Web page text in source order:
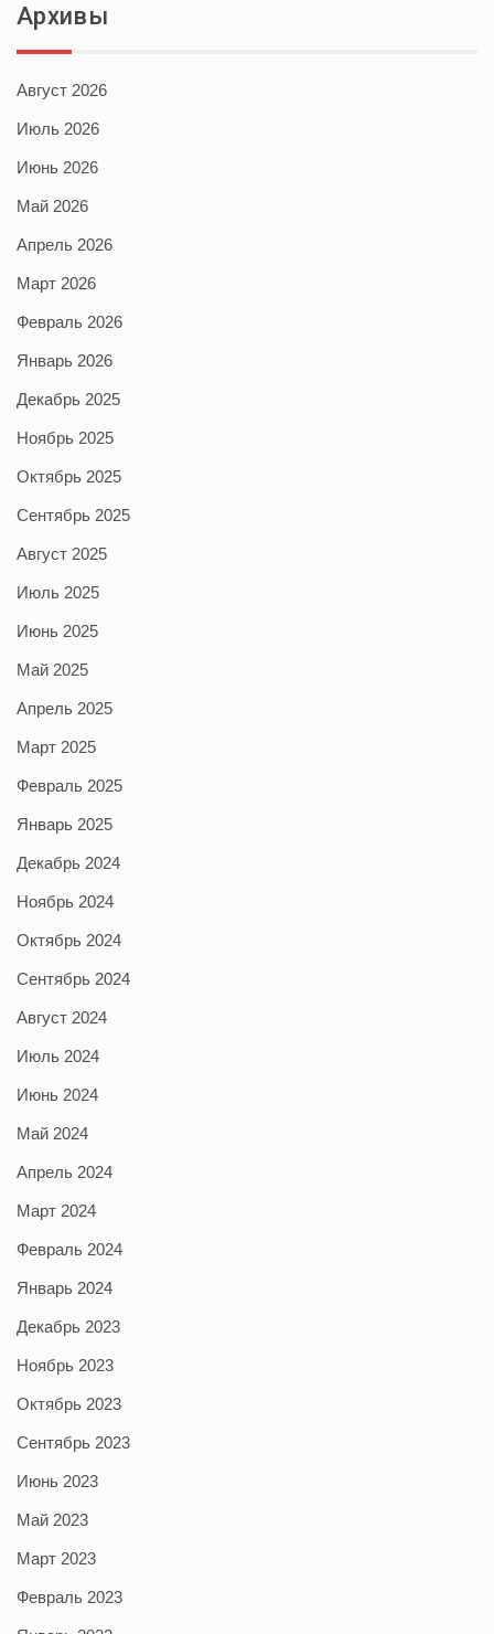
Архивы
Август 2026
Июль 2026
Июнь 2026
Май 2026
Апрель 2026
Март 2026
Февраль 2026
Январь 2026
Декабрь 2025
Ноябрь 2025
Октябрь 2025
Сентябрь 2025
Август 2025
Июль 2025
Июнь 2025
Май 2025
Апрель 2025
Март 2025
Февраль 2025
Январь 2025
Декабрь 2024
Ноябрь 2024
Октябрь 2024
Сентябрь 2024
Август 2024
Июль 2024
Июнь 2024
Май 2024
Апрель 2024
Март 2024
Февраль 2024
Январь 2024
Декабрь 2023
Ноябрь 2023
Октябрь 2023
Сентябрь 2023
Июнь 2023
Май 2023
Март 2023
Февраль 2023